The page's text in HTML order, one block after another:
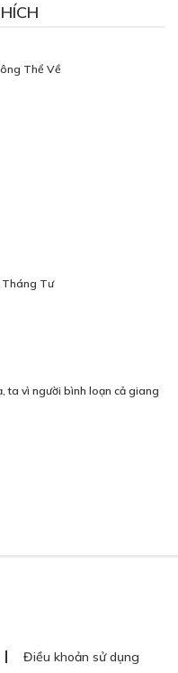
Thể Về
Tháng Tư
ta vì người bình loạn cả giang
Điều khoản sử dụng